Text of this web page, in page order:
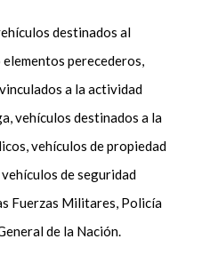
destinados al
perecederos,
a la actividad
vehículos destinados a la
vehículos de propiedad
de seguridad
Fuerzas Militares, Policía
de la Nación.